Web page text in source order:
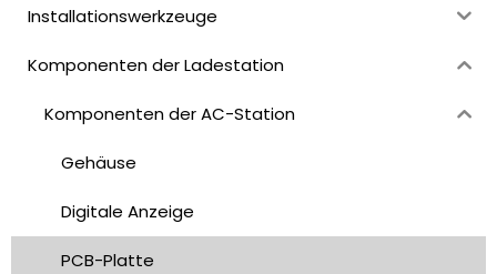
Installationswerkzeuge
Komponenten der Ladestation
Komponenten der AC-Station
Gehäuse
Digitale Anzeige
PCB-Platte